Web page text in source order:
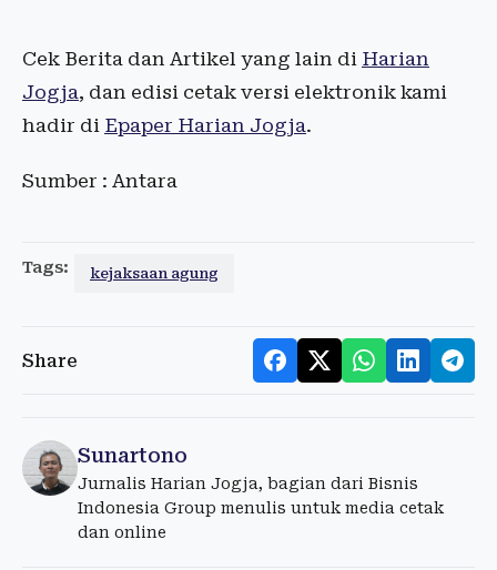
Cek Berita dan Artikel yang lain di Harian
Jogja, dan edisi cetak versi elektronik kami
hadir di Epaper Harian Jogja.
Sumber : Antara
Tags: kejaksaan agung
Share
Sunartono
Jurnalis Harian Jogja, bagian dari Bisnis
Indonesia Group menulis untuk media cetak
dan online